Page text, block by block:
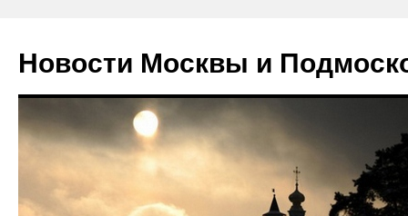
Новости Москвы и